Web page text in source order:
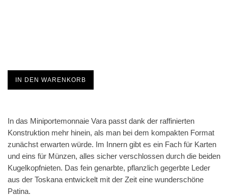
IN DEN WARENKORB
In das Miniportemonnaie Vara passt dank der raffinierten
Konstruktion mehr hinein, als man bei dem kompakten Format
zunächst erwarten würde. Im Innern gibt es ein Fach für Karten
und eins für Münzen, alles sicher verschlossen durch die beiden
Kugelkopfnieten. Das fein genarbte, pflanzlich gegerbte Leder
aus der Toskana entwickelt mit der Zeit eine wunderschöne
Patina.